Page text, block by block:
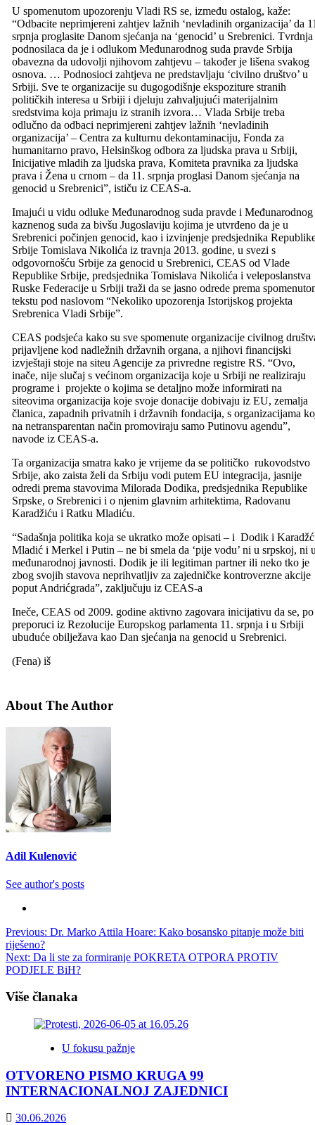
U spomenutom upozorenju Vladi RS se, između ostalog, kaže:
“Odbacite neprimjereni zahtjev lažnih ‘nevladinih organizacija’ da
srpnja proglasite Danom sjećanja na ‘genocid’ u Srebrenici. Tvrdnja
podnosilaca da je i odlukom Međunarodnog suda pravde Srbija
obavezna da udovolјi njihovom zahtjevu – također je lišena svakog
osnova. … Podnosioci zahtjeva ne predstavljaju ‘civilno društvo’ u
Srbiji. Sve te organizacije su dugogodišnje ekspoziture stranih
političkih interesa u Srbiji i djeluju zahvaljujući materijalnim
sredstvima koja primaju iz stranih izvora… Vlada Srbije treba
odlučno da odbaci neprimjereni zahtjev lažnih ‘nevladinih
organizacija’ – Centra za kulturnu dekontaminaciju, Fonda za
humanitarno pravo, Helsinškog odbora za ljudska prava u Srbiji,
Inicijative mladih za ljudska prava, Komiteta pravnika za ljudska
prava i Žena u crnom – da 11. srpnja proglasi Danom sjećanja na
genocid u Srebrenici”, ističu iz CEAS-a.
Imajući u vidu odluke Međunarodnog suda pravde i Međunarodnog
kaznenog suda za bivšu Jugoslaviju kojima je utvrđeno da je u
Srebrenici počinjen genocid, kao i izvinjenje predsjednika
Srbije Tomislava Nikolića iz travnja 2013. godine, u svezi s
odgovornošću Srbije za genocid u Srebrenici, CEAS od Vlade
Republike Srbije, predsjednika Tomislava Nikolića i veleposlanstva
Ruske Federacije u Srbiji traži da se jasno odrede prema
tekstu pod naslovom “Nekoliko upozorenja Istorijskog projekta
Srebrenica Vladi Srbije”.
CEAS podsjeća kako su sve spomenute organizacije civilnog
prijavljene kod nadležnih državnih organa, a njihovi financijski
izvještaji stoje na siteu Agencije za privredne registre RS. “Ovo,
inače, nije slučaj s većinom organizacija koje u Srbiji ne realiziraju
programe i projekte o kojima se detaljno može informirati na
siteovima organizacija koje svoje donacije dobivaju iz EU, zemalja
članica, zapadnih privatnih i državnih fondacija, s organizacijama
na netransparentan način promoviraju samo Putinovu agendu”,
navode iz CEAS-a.
Ta organizacija smatra kako je vrijeme da se političko rukovodstvo
Srbije, ako zaista želi da Srbiju vodi putem EU integracija, jasnije
odredi prema stavovima Milorada Dodika, predsjednika Republike
Srpske, o Srebrenici i o njenim glavnim arhitektima, Radovanu
Karadžiću i Ratku Mladiću.
“Sadašnja politika koja se ukratko može opisati – i Dodik i
Mladić i Merkel i Putin – ne bi smela da ‘pije vodu’ ni u srpskoj, ni
međunarodnoj javnosti. Dodik je ili legitiman partner ili neko tko je
zbog svojih stavova neprihvatljiv za zajedničke kontroverzne akcije
poput Andrićgrada”, zaključuju iz CEAS-a
Ineče, CEAS od 2009. godine aktivno zagovara inicijativu da se, po
preporuci iz Rezolucije Europskog parlamenta 11. srpnja i u Srbiji
ubuduće obilježava kao Dan sjećanja na genocid u Srebrenici.
(Fena) iš
About The Author
Adil Kulenović
See author's posts
Post
navigation
Previous: Dr. Marko Attila Hoare: Kako bosansko pitanje može biti
riješeno?
Next: Da li ste za formiranje POKRETA OTPORA PROTIV
PODJELE BiH?
Više članaka
U fokusu pažnje
OTVORENO PISMO KRUGA 99
INTERNACIONALNOJ ZAJEDNICI
30.06.2026